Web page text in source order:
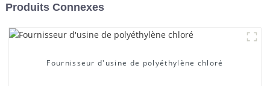
Produits Connexes
Fournisseur d'usine de polyéthylène chloré